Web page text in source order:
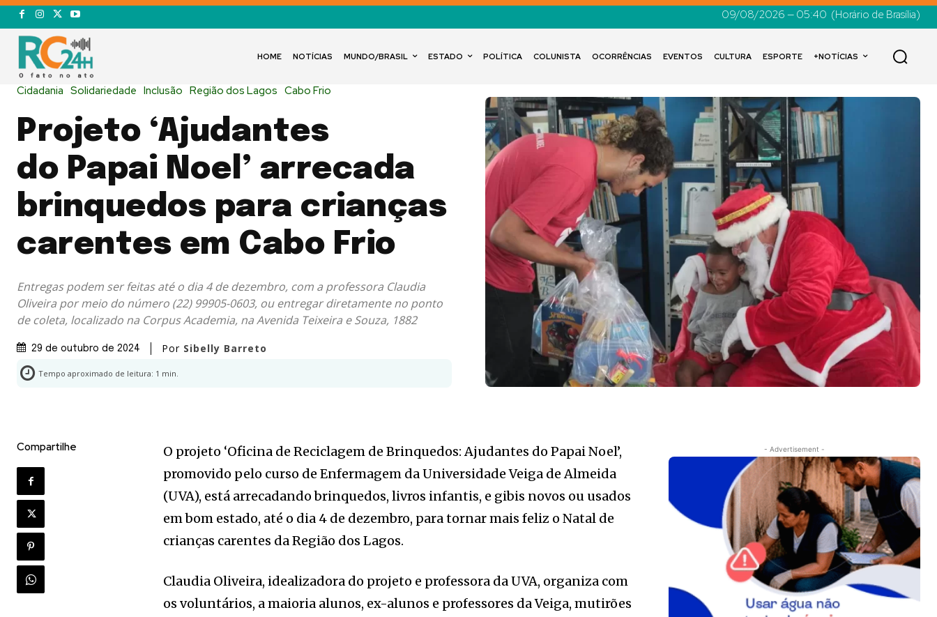
09/08/2026 — 05:40 (Horário de Brasília)
HOME NOTÍCIAS MUNDO/BRASIL ESTADO POLÍTICA COLUNISTA OCORRÊNCIAS EVENTOS CULTURA ESPORTE +NOTÍCIAS
Cidadania Solidariedade Inclusão Região dos Lagos Cabo Frio
Projeto ‘Ajudantes
do Papai Noel’ arrecada
brinquedos para crianças
carentes em Cabo Frio
Entregas podem ser feitas até o dia 4 de dezembro, com a professora Claudia
Oliveira por meio do número (22) 99905-0603, ou entregar diretamente no ponto
de coleta, localizado na Corpus Academia, na Avenida Teixeira e Souza, 1882
29 de outubro de 2024 Por Sibelly Barreto
Tempo aproximado de leitura: 1 min.
Compartilhe
O projeto ‘Oficina de Reciclagem de Brinquedos: Ajudantes do Papai Noel’,
promovido pelo curso de Enfermagem da Universidade Veiga de Almeida
(UVA), está arrecadando brinquedos, livros infantis, e gibis novos ou usados
em bom estado, até o dia 4 de dezembro, para tornar mais feliz o Natal de
crianças carentes da Região dos Lagos.
Claudia Oliveira, idealizadora do projeto e professora da UVA, organiza com
os voluntários, a maioria alunos, ex-alunos e professores da Veiga, mutirões
- Advertisement -